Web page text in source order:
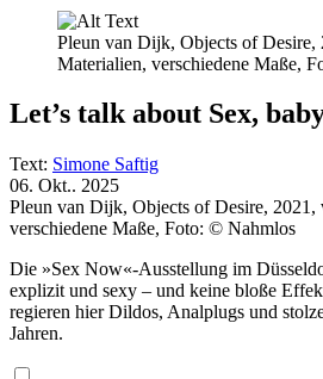
Pleun van Dijk, Objects of Desire,
Materialien, verschiedene Maße,
Let’s talk about Sex,
Text: Simone Saftig
06. Okt.. 2025
Pleun van Dijk, Objects of Desire, 2021,
verschiedene Maße, Foto: © Nahmlos
Die »Sex Now«-Ausstellung im
explizit und sexy – und keine bloße
regieren hier Dildos, Analplugs und
Jahren.